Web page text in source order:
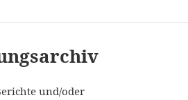
und/oder